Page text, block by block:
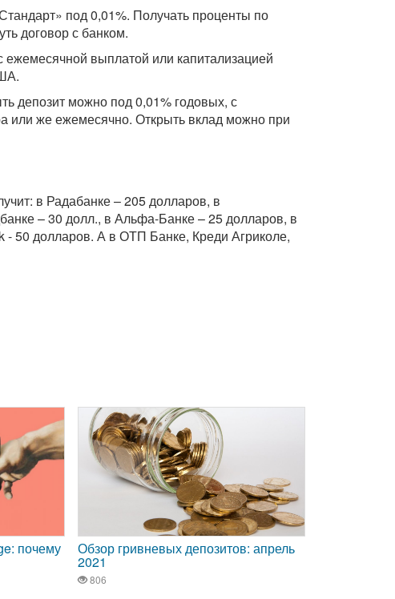
под 0,01%. Получать проценты по
договор с банком.
выплатой или капитализацией
депозит можно под 0,01% годовых, с
или же ежемесячно. Открыть вклад можно при
в Радабанке – 205 долларов, в
– 30 долл., в Альфа-Банке – 25 долларов, в
50 долларов. А в ОТП Банке, Креди Агриколе,